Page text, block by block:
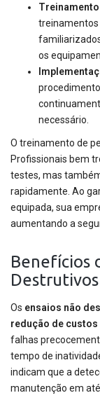
treinamentos
os
necessário.
O treinamento de
Profissionais bem
testes, mas
rapidamente. Ao
equipada, sua
aumentando a
Benefícios
Destrutivos
Os ensaios não
redução de custos
falhas
tempo de
indicam que a
manutenção em até